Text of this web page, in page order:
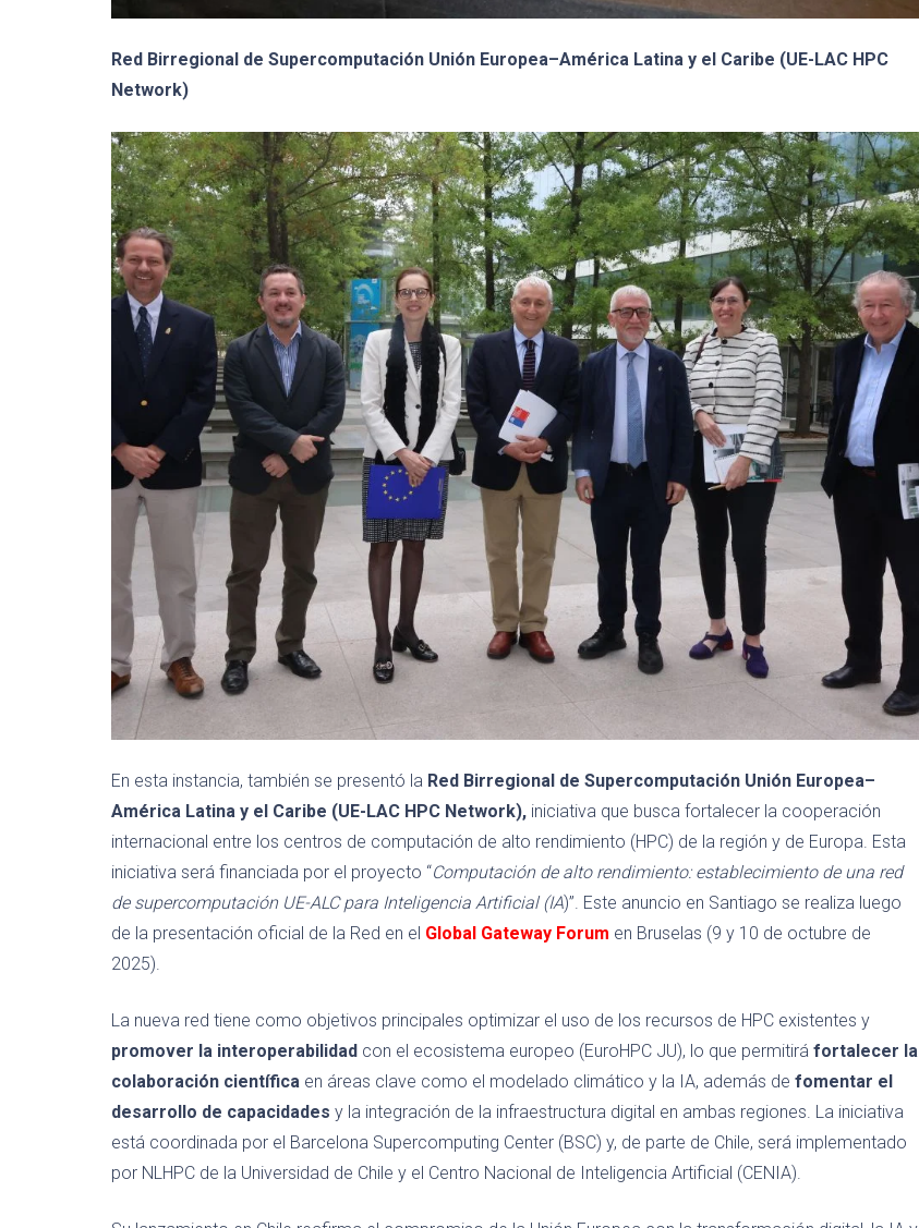
Red Birregional de Supercomputación Unión Europea–América Latina y el Caribe (UE-LAC HPC
Network)
En esta instancia, también se presentó la Red Birregional de Supercomputación Unión Europea–
América Latina y el Caribe (UE-LAC HPC Network), iniciativa que busca fortalecer la cooperación
internacional entre los centros de computación de alto rendimiento (HPC) de la región y de Europa. Esta
iniciativa será financiada por el proyecto “Computación de alto rendimiento: establecimiento de una red
de supercomputación UE-ALC para Inteligencia Artificial (IA)”. Este anuncio en Santiago se realiza luego
de la presentación oficial de la Red en el Global Gateway Forum en Bruselas (9 y 10 de octubre de
2025).
La nueva red tiene como objetivos principales optimizar el uso de los recursos de HPC existentes y
promover la interoperabilidad con el ecosistema europeo (EuroHPC JU), lo que permitirá fortalecer la
colaboración científica en áreas clave como el modelado climático y la IA, además de fomentar el
desarrollo de capacidades y la integración de la infraestructura digital en ambas regiones. La iniciativa
está coordinada por el Barcelona Supercomputing Center (BSC) y, de parte de Chile, será implementado
por NLHPC de la Universidad de Chile y el Centro Nacional de Inteligencia Artificial (CENIA).